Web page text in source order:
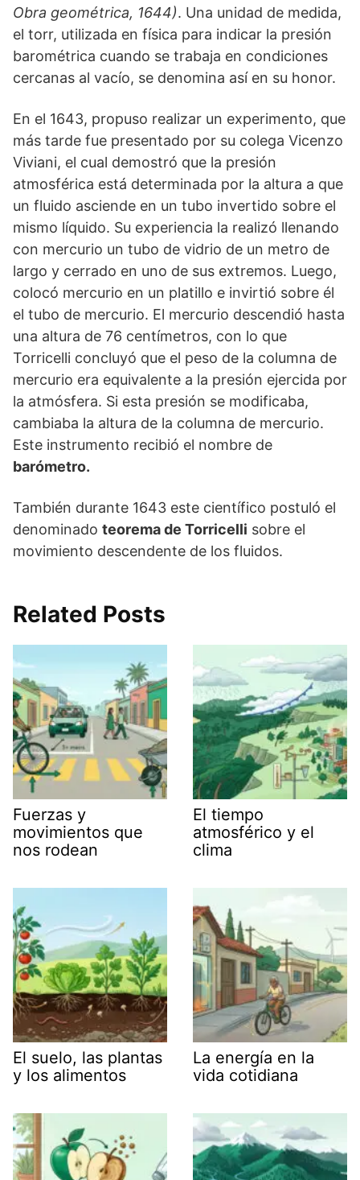
Obra geométrica, 1644). Una unidad de medida,
el torr, utilizada en física para indicar la presión
barométrica cuando se trabaja en condiciones
cercanas al vacío, se denomina así en su honor.
En el 1643, propuso realizar un experimento, que
más tarde fue presentado por su colega Vicenzo
Viviani, el cual demostró que la presión
atmosférica está determinada por la altura a que
un fluido asciende en un tubo invertido sobre el
mismo líquido. Su experiencia la realizó llenando
con mercurio un tubo de vidrio de un metro de
largo y cerrado en uno de sus extremos. Luego,
colocó mercurio en un platillo e invirtió sobre él
el tubo de mercurio. El mercurio descendió hasta
una altura de 76 centímetros, con lo que
Torricelli concluyó que el peso de la columna de
mercurio era equivalente a la presión ejercida por
la atmósfera. Si esta presión se modificaba,
cambiaba la altura de la columna de mercurio.
Este instrumento recibió el nombre de
barómetro.
También durante 1643 este científico postuló el
denominado teorema de Torricelli sobre el
movimiento descendente de los fluidos.
Related Posts
Fuerzas y
movimientos que
nos rodean
El tiempo
atmosférico y el
clima
El suelo, las plantas
y los alimentos
La energía en la
vida cotidiana